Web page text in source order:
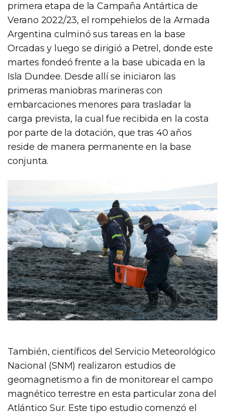
primera etapa de la Campaña Antártica de
Verano 2022/23, el rompehielos de la Armada
Argentina culminó sus tareas en la base
Orcadas y luego se dirigió a Petrel, donde este
martes fondeó frente a la base ubicada en la
Isla Dundee. Desde allí se iniciaron las
primeras maniobras marineras con
embarcaciones menores para trasladar la
carga prevista, la cual fue recibida en la costa
por parte de la dotación, que tras 40 años
reside de manera permanente en la base
conjunta.
También, científicos del Servicio Meteorológico
Nacional (SNM) realizaron estudios de
geomagnetismo a fin de monitorear el campo
magnético terrestre en esta particular zona del
Atlántico Sur. Este tipo estudio comenzó el